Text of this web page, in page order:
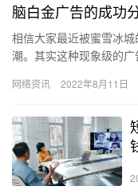
脑白金广告的成功
相信大家最近被蜜雪冰
潮。其实这种现象级的
童年记忆，…
网络资讯 2022年8月11日